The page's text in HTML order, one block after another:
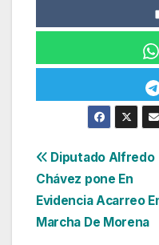
de
entradas
Diputado Alfredo
Chávez pone En
Evidencia Acarreo
Marcha De Morena